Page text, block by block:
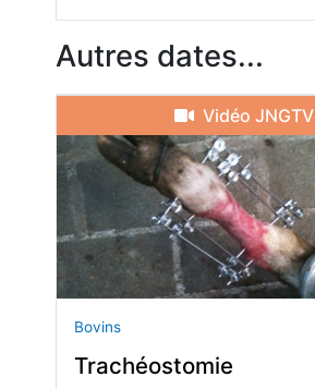
Autres dates...
Vidéo JNGTV
Bovins
Trachéostomie